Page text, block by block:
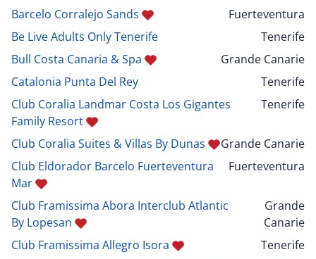
Barcelo Corralejo Sands
Fuerteventura
Be Live Adults Only Tenerife
Tenerife
Bull Costa Canaria & Spa
Grande Canarie
Catalonia Punta Del Rey
Tenerife
Club Coralia Landmar Costa Los Gigantes
Family Resort
Tenerife
Club Coralia Suites & Villas By Dunas
Grande Canarie
Club Eldorador Barcelo Fuerteventura
Mar
Fuerteventura
Club Framissima Abora Interclub Atlantic
By Lopesan
Grande
Canarie
Club Framissima Allegro Isora
Tenerife